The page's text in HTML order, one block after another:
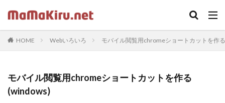
HOME Webいろいろ モバイル閲覧用chromeショートカットを作
モバイル閲覧用chromeショートカットを作る
(windows)
タグ